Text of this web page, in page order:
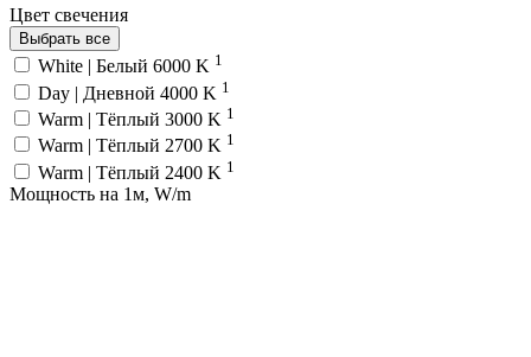
Цвет свечения
Выбрать все
White | Белый 6000 K 1
Day | Дневной 4000 K 1
Warm | Тёплый 3000 K 1
Warm | Тёплый 2700 K 1
Warm | Тёплый 2400 K 1
Мощность на 1м, W/m